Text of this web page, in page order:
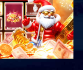
业执照